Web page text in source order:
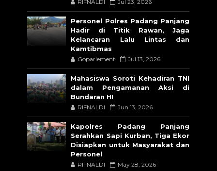
RIFNALDI Jul 23, 2026
Personel Polres Padang Panjang
Hadir di Titik Rawan, Jaga
Kelancaran Lalu Lintas dan
Kamtibmas
Goparlement Jul 13, 2026
Mahasiswa Soroti Kehadiran TNI
dalam Pengamanan Aksi di
Bundaran HI
RIFNALDI Jun 13, 2026
Kapolres Padang Panjang
Serahkan Sapi Kurban, Tiga Ekor
Disiapkan untuk Masyarakat dan
Personel
RIFNALDI May 28, 2026